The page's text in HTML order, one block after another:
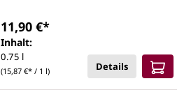
Inhalt:
0.75 l
(15,87 €* / 1 l)
11,90 €*
Details